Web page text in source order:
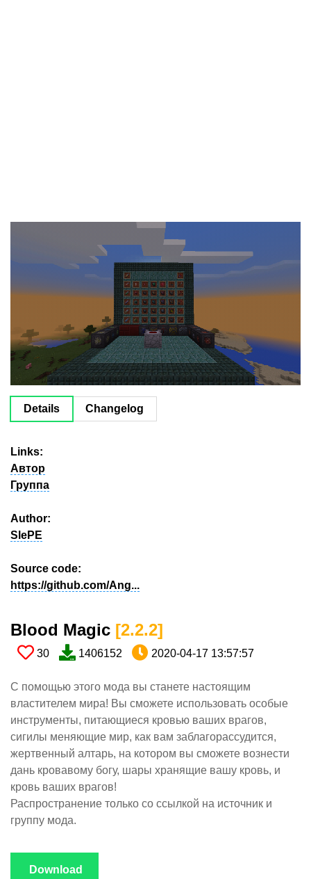
Details Changelog
Links:
Автор
Группа
Author:
SlePE
Source code:
https://github.com/Ang...
Blood Magic​ [2.2.2​]
30 1406152 2020-04-17 13:57:57
С помощью этого мода вы станете настоящим
властителем мира! Вы сможете использовать особые
инструменты, питающиеся кровью ваших врагов,
сигилы меняющие мир, как вам заблагорассудится,
жертвенный алтарь, на котором вы сможете вознести
дань кровавому богу, шары хранящие вашу кровь, и
кровь ваших врагов!
Распространение только со ссылкой на источник и
группу мода.
Download